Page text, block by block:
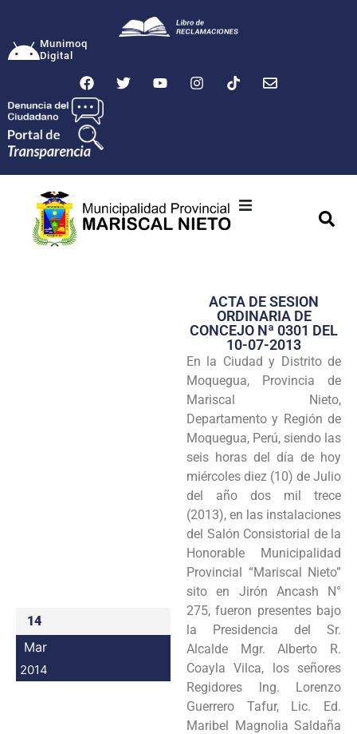
Munimoq
Digital
Transparencia
Seguridad
Programas
Intranet
14
Mar
2014
ACTA DE SESION
ORDINARIA DE
CONCEJO Nª 0301 DEL
10-07-2013
En la Ciudad y Distrito de
Moquegua, Provincia de
Mariscal Nieto,
Departamento y Región de
Moquegua, Perú, siendo las
seis horas del día de hoy
miércoles diez (10) de Julio
del año dos mil trece
(2013), en las instalaciones
del Salón Consistorial de la
Honorable Municipalidad
Provincial “Mariscal Nieto”
sito en Jirón Ancash N°
275, fueron presentes bajo
la Presidencia del Sr.
Alcalde Mgr. Alberto R.
Coayla Vilca, los señores
Regidores lng. Lorenzo
Guerrero Tafur, Lic. Ed.
Maribel Magnolia Saldaña